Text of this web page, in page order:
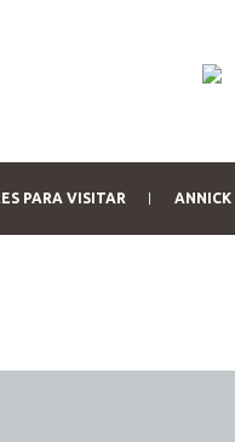
PARA VISITAR ANNICK